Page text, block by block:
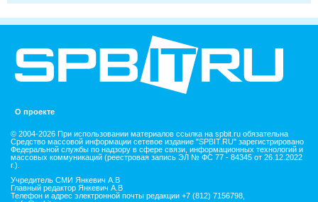
О проекте
© 2004-2026 При использовании материалов ссылка на spbit.ru обязательна
Средство массовой информации сетевое издание "SPBIT.RU" зарегистрировано
Федеральной службы по надзору в сфере связи, информационных технологий и
массовых коммуникаций (реестровая запись ЭЛ № ФС 77 - 84345 от 26.12.2022
г.).
Учредитель СМИ Янкевич А.В
Главный редактор Янкевич А.В
Телефон и адрес электронной почты редакции +7 (812) 7156798,